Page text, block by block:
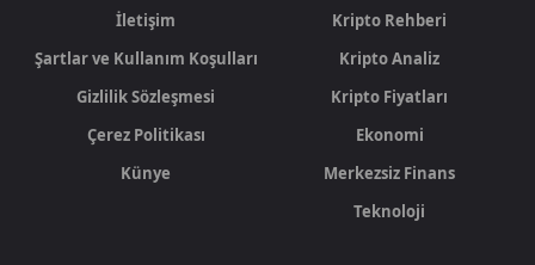
İletişim
Şartlar ve Kullanım Koşulları
Gizlilik Sözleşmesi
Çerez Politikası
Künye
Kripto Rehberi
Kripto Analiz
Kripto Fiyatları
Ekonomi
Merkezsiz Finans
Teknoloji